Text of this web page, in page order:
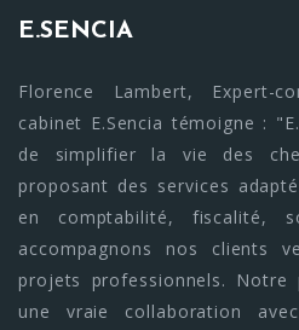
E.SENCIA
Florence Lambert, Expert-
cabinet E.Sencia témoigne :
de simplifier la vie des
proposant des services
en comptabilité, fiscalité,
accompagnons nos clients
projets professionnels.
une vraie collaboration